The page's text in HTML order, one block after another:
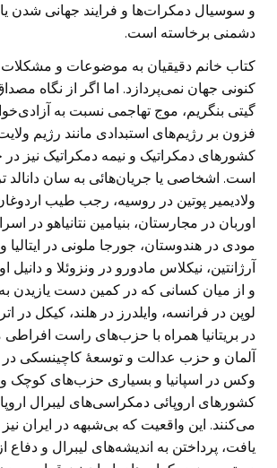
و سوسیال دمکرات‌ها و فرایند جهانی شدن
دشمنی برخاسته است.
کتاب خانم دقیقیان به موضوعات و
کنونی جهان نمی‌پردازد. اما اگر از نگاه
گیتی بنگریم، موج تهاجمی نسبت به
فزون بر رژیم‌های استبدادی مانند رژیم
کشورهای دمکراتیک و نیمه دمکراتیک نیز
است. اشخاصی یا جریان‌هائی به سان دانالد
ولادیمیر پوتین در روسیه، رجب طیب اردوغان
اوربان در مجارستان، بنیامین نتانیاهو در
مودی در هندوستان، جورجا ملونی در ایتالیا
آرژانتین، نیکلاس مادورو در ونزوئلا و دانیل
و از میان کسانی که در کمین دست یازیدن
لوپن در فرانسه، وایلدرز در هلند، کیکل در
در بریتانیا همراه با حزب‌های راست افراطی
آلمان و حزب عدالت و توسعۀ کاچینسکی
وکس در اسپانیا و بسیاری حزب‌های کوچک و
کشور‌های اروپائی دمکراسی‌های لیبرال
می‌کنند. این واقعیت که بی‌شبهه در ایران نیز
یافت، پرداختن به اندیشه‌های لیبرال و دفاع